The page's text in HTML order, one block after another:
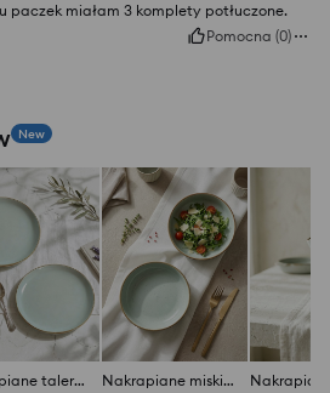
paczek miałam 3 komplety potłuczone.
Pomocna (0)
New
Nakrapiane talerze z obwódką 2 pack Nakrapiane miski z obwódką 2 pack